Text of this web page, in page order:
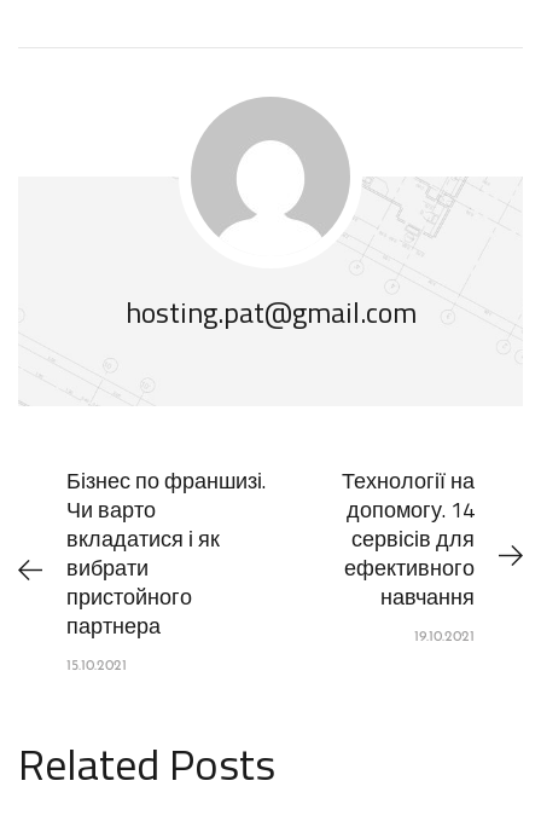
hosting.pat@gmail.com
Бізнес по франшизі.
Чи варто
вкладатися і як
вибрати
пристойного
партнера
15.10.2021
Технології на
допомогу. 14
сервісів для
ефективного
навчання
19.10.2021
Related Posts